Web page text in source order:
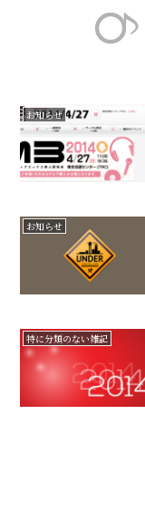
お知らせ
お知らせ
特に分類のない雑記